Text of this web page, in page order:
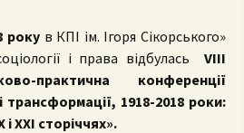
рокув КПІ ім. Ігоря Сікорського»
і права відбулась VIІІ
практична конференції
трансформації, 1918-2018 роки:
ХХІ сторіччях».